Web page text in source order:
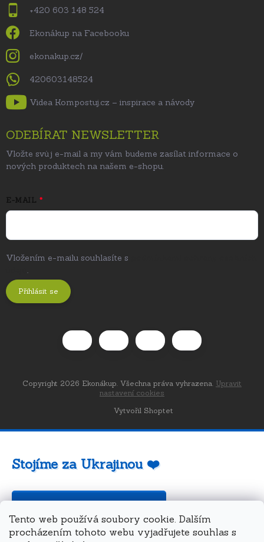
Tento web používá soubory cookie. Dalším
procházením tohoto webu vyjadřujete souhlas s
+420 603 148 524
Ekonákup na Facebooku
ekonakup.cz/
420603148524
Videa Kompostuj.cz – inspirace a návody
ODEBÍRAT NEWSLETTER
Vložte svůj e-mail a my vám budeme zasílat informace o
nových produktech na našem e-shopu.
E-MAIL
Vložením e-mailu souhlasíte s
Přihlásit se
Vytvořil Shoptet
Copyright 2026 Ekonákup . Všechna práva vyhrazena. Upravit
nastavení cookies
Stojíme za Ukrajinou ❤️